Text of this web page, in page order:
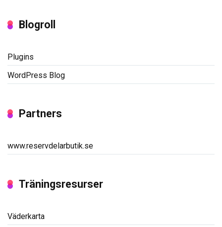
Blogroll
Plugins
WordPress Blog
Partners
www.reservdelarbutik.se
Träningsresurser
Väderkarta